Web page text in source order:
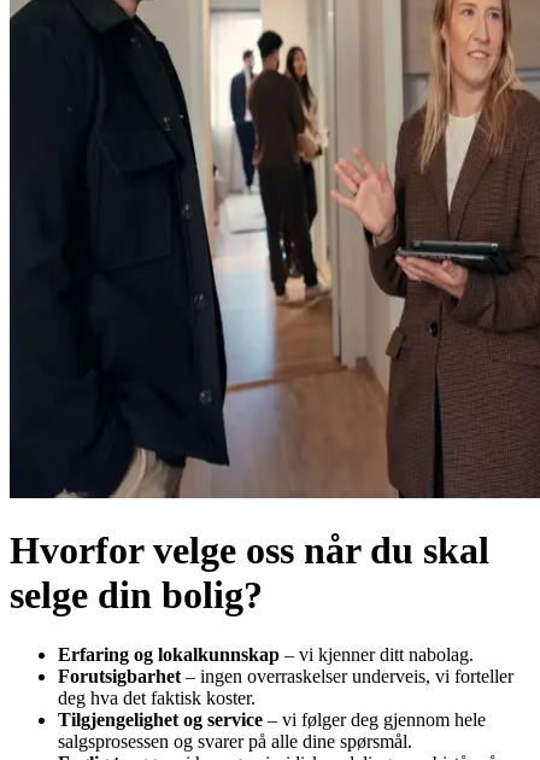
Hvorfor velge oss når du skal
selge din bolig?
Erfaring og lokalkunnskap – vi kjenner ditt nabolag.
Forutsigbarhet – ingen overraskelser underveis, vi forteller
deg hva det faktisk koster.
Tilgjengelighet og service – vi følger deg gjennom hele
salgsprosessen og svarer på alle dine spørsmål.